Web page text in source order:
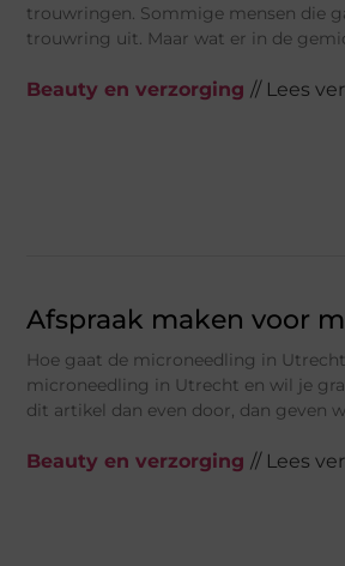
trouwringen. Sommige mensen die
trouwring uit. Maar wat er in de
Beauty en verzorging // Lees
Afspraak maken voor
Hoe gaat de microneedling in
microneedling in Utrecht en wil je
dit artikel dan even door, dan geven
Beauty en verzorging // Lees